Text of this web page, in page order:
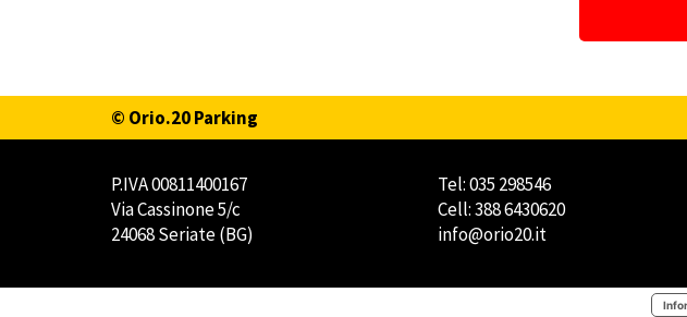
© Orio.20 Parking
P.IVA 00811400167
Via Cassinone 5/c
24068 Seriate (BG)
Tel: 035 298546
Cell: 388 6430620
info@orio20.it